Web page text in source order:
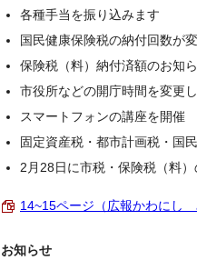
各種手当を振り込みます
国民健康保険税の納付回数が
保険税（料）納付済額のお知
市役所などの開庁時間を変更
スマートフォンの講座を開催
固定資産税・都市計画税・国
2月28日に市税・保険税（料
14~15ページ（広報かわにし
お知らせ